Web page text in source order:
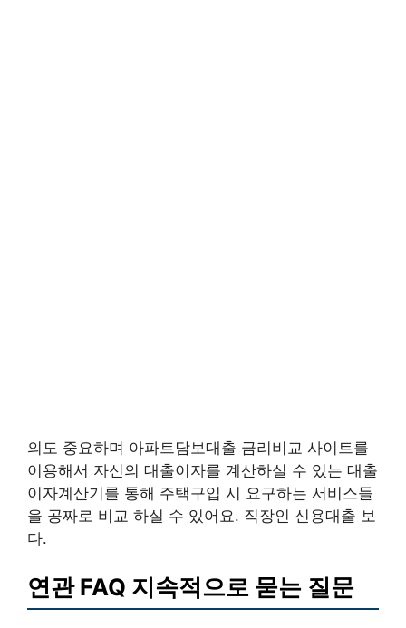
의도 중요하며 아파트담보대출 금리비교 사이트를
이용해서 자신의 대출이자를 계산하실 수 있는 대출
이자계산기를 통해 주택구입 시 요구하는 서비스들
을 공짜로 비교 하실 수 있어요. 직장인 신용대출 보
다.
연관 FAQ 지속적으로 묻는 질문